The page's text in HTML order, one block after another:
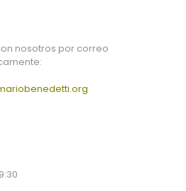
nosotros por correo